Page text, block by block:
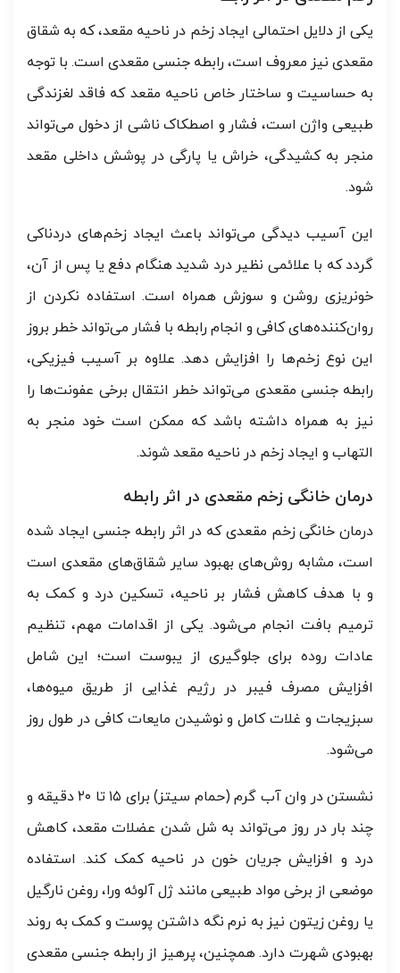
یکی از دلایل احتمالی ایجاد زخم در ناحیه مقعد، که به شقاق
مقعدی نیز معروف است، رابطه جنسی مقعدی است. با توجه
به حساسیت و ساختار خاص ناحیه مقعد که فاقد لغزندگی
طبیعی واژن است، فشار و اصطکاک ناشی از دخول می‌تواند
منجر به کشیدگی، خراش یا پارگی در پوشش داخلی مقعد
شود.
این آسیب دیدگی می‌تواند باعث ایجاد زخم‌های دردناکی
گردد که با علائمی نظیر درد شدید هنگام دفع یا پس از آن،
خونریزی روشن و سوزش همراه است. استفاده نکردن از
روان‌کننده‌های کافی و انجام رابطه با فشار می‌تواند خطر بروز
این نوع زخم‌ها را افزایش دهد. علاوه بر آسیب فیزیکی،
رابطه جنسی مقعدی می‌تواند خطر انتقال برخی عفونت‌ها را
نیز به همراه داشته باشد که ممکن است خود منجر به
التهاب و ایجاد زخم در ناحیه مقعد شوند.
درمان خانگی زخم مقعدی در اثر رابطه
درمان خانگی زخم مقعدی که در اثر رابطه جنسی ایجاد شده
است، مشابه روش‌های بهبود سایر شقاق‌های مقعدی است
و با هدف کاهش فشار بر ناحیه، تسکین درد و کمک به
ترمیم بافت انجام می‌شود. یکی از اقدامات مهم، تنظیم
عادات روده برای جلوگیری از یبوست است؛ این شامل
افزایش مصرف فیبر در رژیم غذایی از طریق میوه‌ها،
سبزیجات و غلات کامل و نوشیدن مایعات کافی در طول روز
می‌شود.
نشستن در وان آب گرم (حمام سیتز) برای ۱۵ تا ۲۰ دقیقه و
چند بار در روز می‌تواند به شل شدن عضلات مقعد، کاهش
درد و افزایش جریان خون در ناحیه کمک کند. استفاده
موضعی از برخی مواد طبیعی مانند ژل آلوئه ورا، روغن نارگیل
یا روغن زیتون نیز به نرم نگه داشتن پوست و کمک به روند
بهبودی شهرت دارد. همچنین، پرهیز از رابطه جنسی مقعدی